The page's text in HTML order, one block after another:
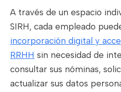
A través de un espacio
SIRH, cada empleado
incorporación digital y
RRHH sin necesidad de
consultar sus nóminas,
actualizar sus datos